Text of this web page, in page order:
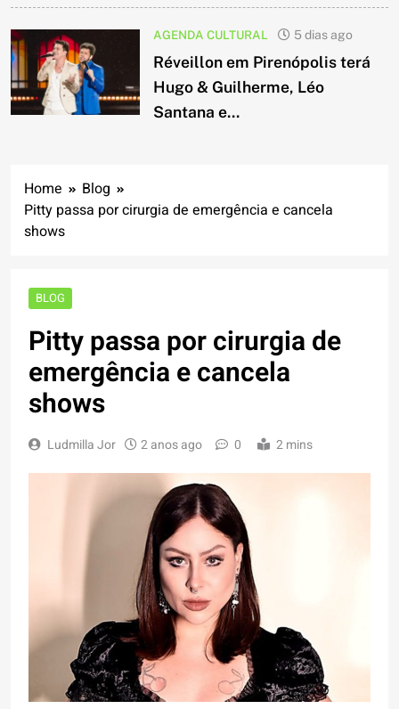
AGENDA CULTURAL 5 dias ago
Réveillon em Pirenópolis terá
Hugo & Guilherme, Léo
Santana e...
Home
Blog
Pitty passa por cirurgia de emergência e cancela
shows
BLOG
Pitty passa por cirurgia de
emergência e cancela
shows
Ludmilla Jor 2 anos ago 0 2 mins